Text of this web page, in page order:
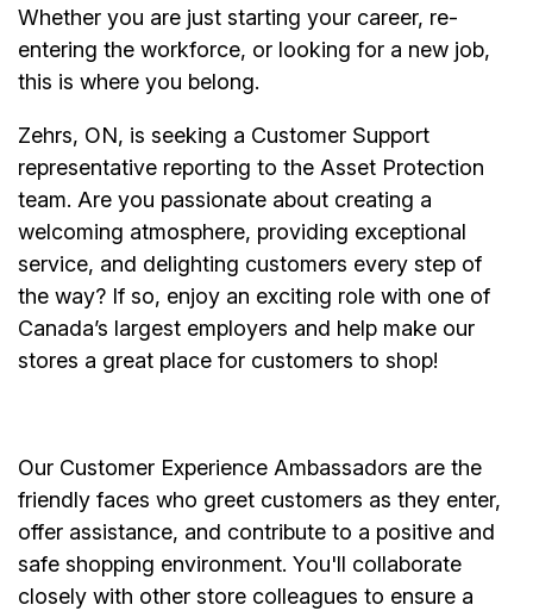
Whether you are just starting your career, re-
entering the workforce, or looking for a new job,
this is where you belong.
Zehrs, ON, is seeking a Customer Support
representative reporting to the Asset Protection
team. Are you passionate about creating a
welcoming atmosphere, providing exceptional
service, and delighting customers every step of
the way? If so, enjoy an exciting role with one of
Canada’s largest employers and help make our
stores a great place for customers to shop!
Our Customer Experience Ambassadors are the
friendly faces who greet customers as they enter,
offer assistance, and contribute to a positive and
safe shopping environment. You'll collaborate
closely with other store colleagues to ensure a